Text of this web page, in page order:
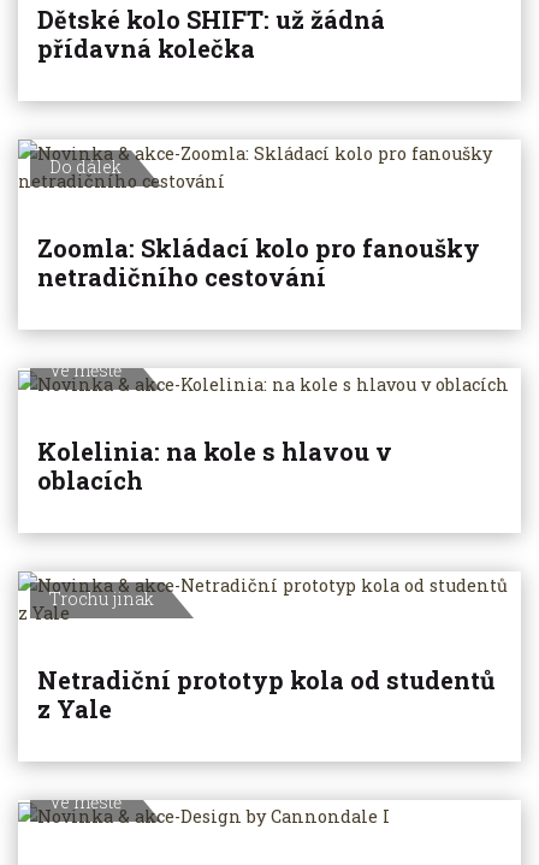
Dětské kolo SHIFT: už žádná
přídavná kolečka
Do dálek
Zoomla: Skládací kolo pro fanoušky
netradičního cestování
Ve městě
Kolelinia: na kole s hlavou v
oblacích
Trochu jinak
Netradiční prototyp kola od studentů
z Yale
Ve městě